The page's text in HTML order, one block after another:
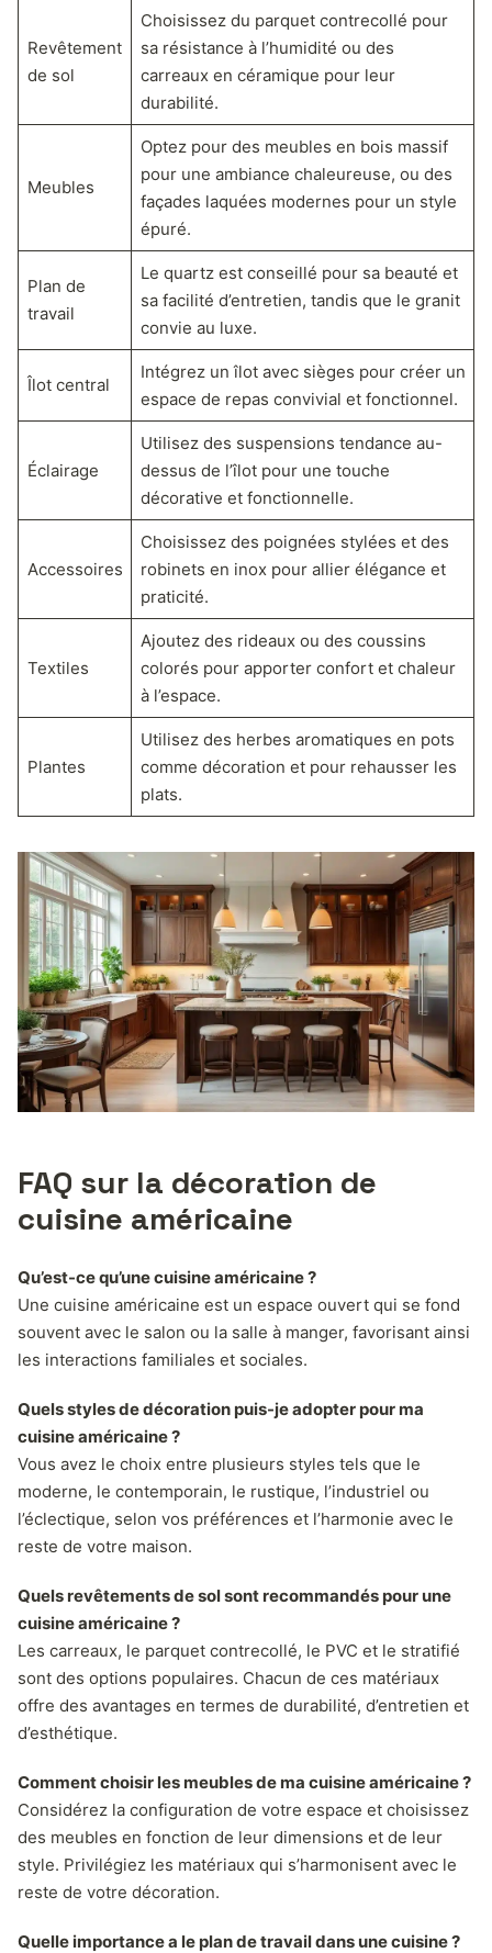
Revêtement
de sol
Choisissez du parquet contrecollé pour
sa résistance à l’humidité ou des
carreaux en céramique pour leur
durabilité.
Meubles
Optez pour des meubles en bois massif
pour une ambiance chaleureuse, ou des
façades laquées modernes pour un style
épuré.
Plan de
travail
Le quartz est conseillé pour sa beauté et
sa facilité d’entretien, tandis que le granit
convie au luxe.
Îlot central
Intégrez un îlot avec sièges pour créer un
espace de repas convivial et fonctionnel.
Éclairage
Utilisez des suspensions tendance au-
dessus de l’îlot pour une touche
décorative et fonctionnelle.
Accessoires
Choisissez des poignées stylées et des
robinets en inox pour allier élégance et
praticité.
Textiles
Ajoutez des rideaux ou des coussins
colorés pour apporter confort et chaleur
à l’espace.
Plantes
Utilisez des herbes aromatiques en pots
comme décoration et pour rehausser les
plats.
FAQ sur la décoration de
cuisine américaine
Qu’est-ce qu’une cuisine américaine ?
Une cuisine américaine est un espace ouvert qui se fond
souvent avec le salon ou la salle à manger, favorisant ainsi
les interactions familiales et sociales.
Quels styles de décoration puis-je adopter pour ma
cuisine américaine ?
Vous avez le choix entre plusieurs styles tels que le
moderne, le contemporain, le rustique, l’industriel ou
l’éclectique, selon vos préférences et l’harmonie avec le
reste de votre maison.
Quels revêtements de sol sont recommandés pour une
cuisine américaine ?
Les carreaux, le parquet contrecollé, le PVC et le stratifié
sont des options populaires. Chacun de ces matériaux
offre des avantages en termes de durabilité, d’entretien et
d’esthétique.
Comment choisir les meubles de ma cuisine américaine ?
Considérez la configuration de votre espace et choisissez
des meubles en fonction de leur dimensions et de leur
style. Privilégiez les matériaux qui s’harmonisent avec le
reste de votre décoration.
Quelle importance a le plan de travail dans une cuisine ?